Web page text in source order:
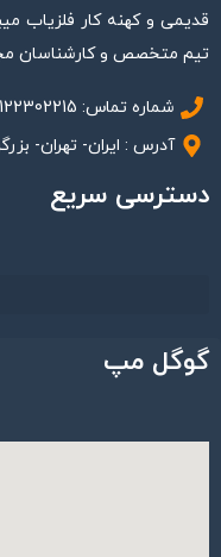
قدیمی و کهنه کار فلزیاب
تیم متخصص و کارشناسان
شماره تماس: 09122302215
آدرس : ایران- تهران-
دسترسی سریع
گوگل مپ